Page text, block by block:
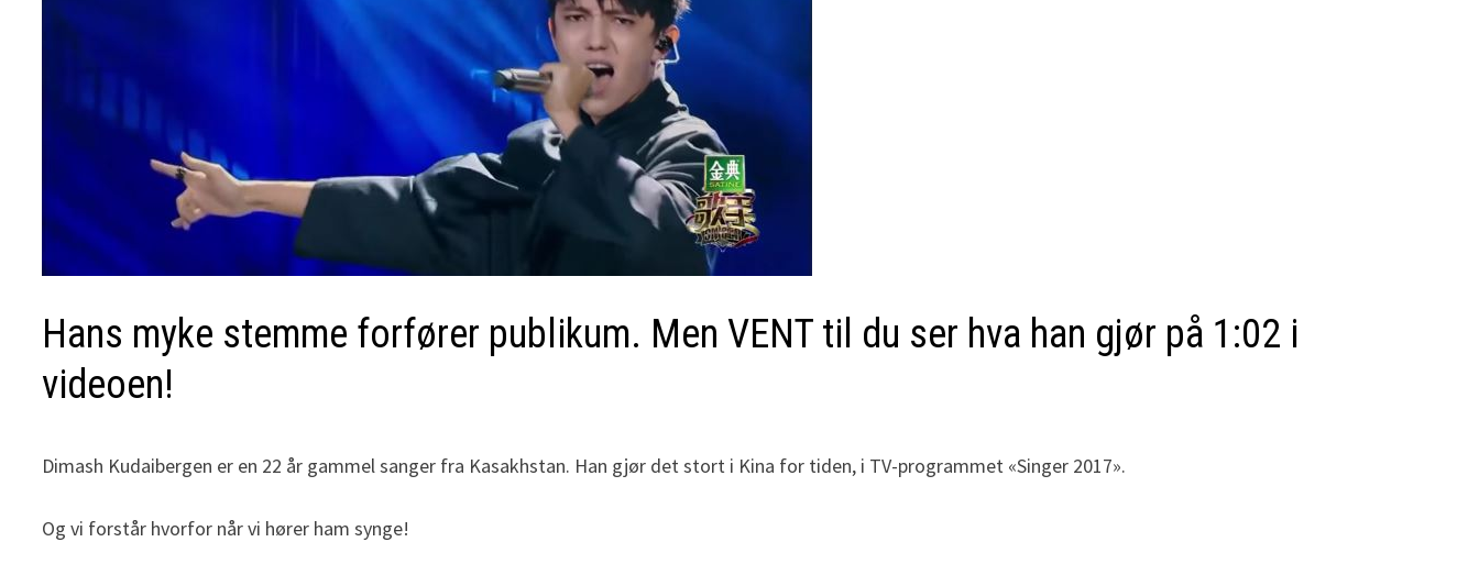
Hans myke stemme forfører publikum. Men VENT til du ser hva han gjør på 1:02 i
videoen!
Dimash Kudaibergen er en 22 år gammel sanger fra Kasakhstan. Han gjør det stort i Kina for tiden, i TV-programmet «Singer 2017».
Og vi forstår hvorfor når vi hører ham synge!